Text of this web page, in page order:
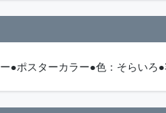
●ポスターカラー●色：そらい